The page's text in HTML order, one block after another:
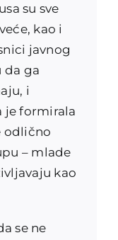
su sve
kao i
javnog
da ga
i
je formirala
odlično
– mlade
kao
se ne